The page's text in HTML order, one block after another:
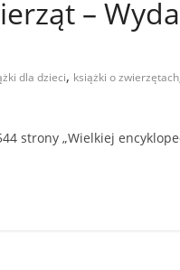
–
dla dzieci, książki o zwierzętach
strony „Wielkiej